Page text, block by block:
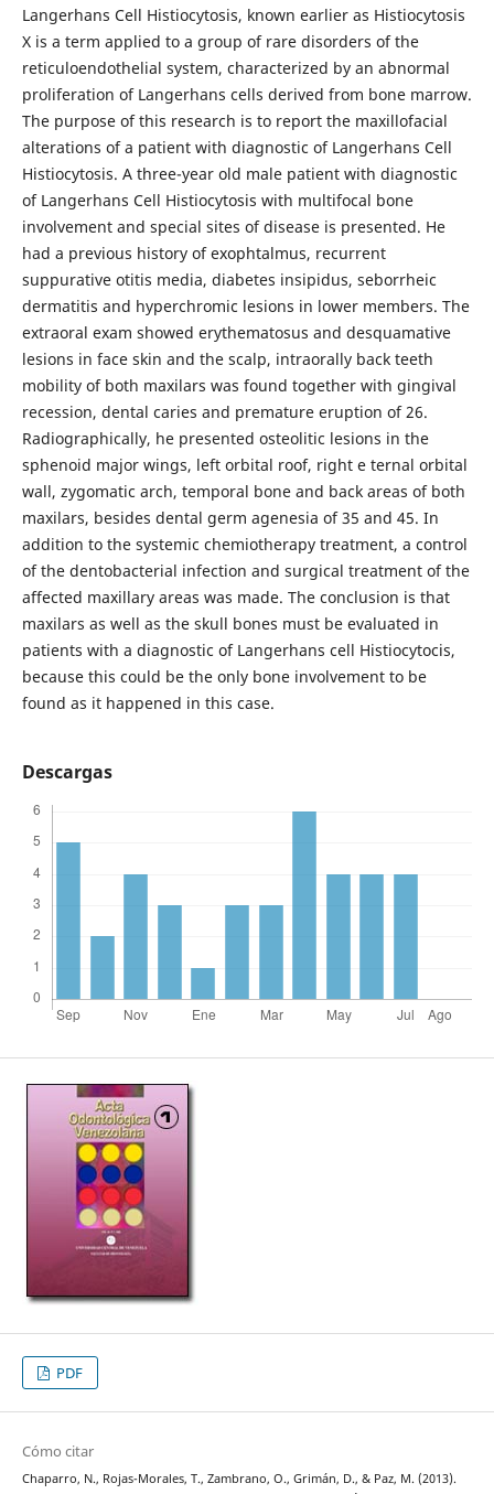
Langerhans Cell Histiocytosis, known earlier as Histiocytosis
X is a term applied to a group of rare disorders of the
reticuloendothelial system, characterized by an abnormal
proliferation of Langerhans cells derived from bone marrow.
The purpose of this research is to report the maxillofacial
alterations of a patient with diagnostic of Langerhans Cell
Histiocytosis. A three-year old male patient with diagnostic
of Langerhans Cell Histiocytosis with multifocal bone
involvement and special sites of disease is presented. He
had a previous history of exophtalmus, recurrent
suppurative otitis media, diabetes insipidus, seborrheic
dermatitis and hyperchromic lesions in lower members. The
extraoral exam showed erythematosus and desquamative
lesions in face skin and the scalp, intraorally back teeth
mobility of both maxilars was found together with gingival
recession, dental caries and premature eruption of 26.
Radiographically, he presented osteolitic lesions in the
sphenoid major wings, left orbital roof, right e ternal orbital
wall, zygomatic arch, temporal bone and back areas of both
maxilars, besides dental germ agenesia of 35 and 45. In
addition to the systemic chemiotherapy treatment, a control
of the dentobacterial infection and surgical treatment of the
affected maxillary areas was made. The conclusion is that
maxilars as well as the skull bones must be evaluated in
patients with a diagnostic of Langerhans cell Histiocytocis,
because this could be the only bone involvement to be
found as it happened in this case.
Descargas
PDF
Cómo citar
Chaparro, N., Rojas-Morales, T., Zambrano, O., Grimán, D., & Paz, M. (2013).